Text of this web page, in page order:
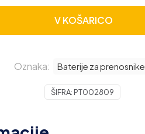
V KOŠARICO
Oznaka: Baterije za prenosnike
ŠIFRA: PT002809